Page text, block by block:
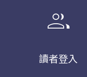
group
讀者登入